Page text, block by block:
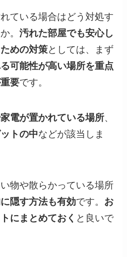
ている場合はどう対処す
。汚れた部屋でも安心し
めの対策としては、まず
可能性が高い場所を重点
要です。
電が置かれている場所、
トの中などが該当しま
物や散らかっている場所
隠す方法も有効です。 お
にまとめておく と良いで